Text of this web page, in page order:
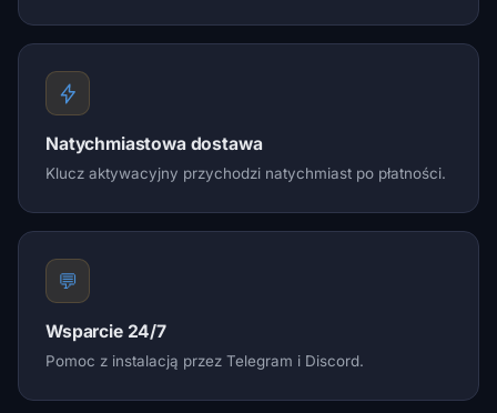
Natychmiastowa dostawa
Klucz aktywacyjny przychodzi natychmiast po płatności.
💬
Wsparcie 24/7
Pomoc z instalacją przez Telegram i Discord.